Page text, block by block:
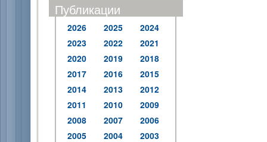
Публикации
2026 2025
2024
2023
2022
2021
2020
2019
2018
2017
2016
2015
2014
2013
2012
2011
2010
2009
2008
2007
2006
2005
2004
2003